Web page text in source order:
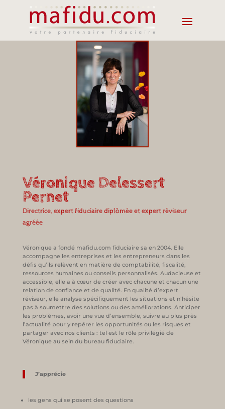
Véronique Delessert
Pernet
Directrice, expert fiduciaire diplômée et expert réviseur
agréée
Véronique a fondé mafidu.com fiduciaire sa en 2004. Elle
accompagne les entreprises et les entrepreneurs dans les
défis qu’ils relèvent en matière de comptabilité, fiscalité,
ressources humaines ou conseils personnalisés. Audacieuse et
accessible, elle a à cœur de créer avec chacune et chacun une
relation de confiance et de qualité. En qualité d’expert
réviseur, elle analyse spécifiquement les situations et n’hésite
pas à soumettre des solutions ou des améliorations. Anticiper
les problèmes, avoir une vue d’ensemble, suivre au plus près
l’actualité pour y repérer les opportunités ou les risques et
partager avec nos clients : tel est le rôle privilégié de
Véronique au sein du bureau fiduciaire.
J’apprécie
les gens qui se posent des questions